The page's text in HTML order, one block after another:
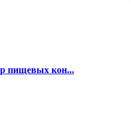
пищевых кон...